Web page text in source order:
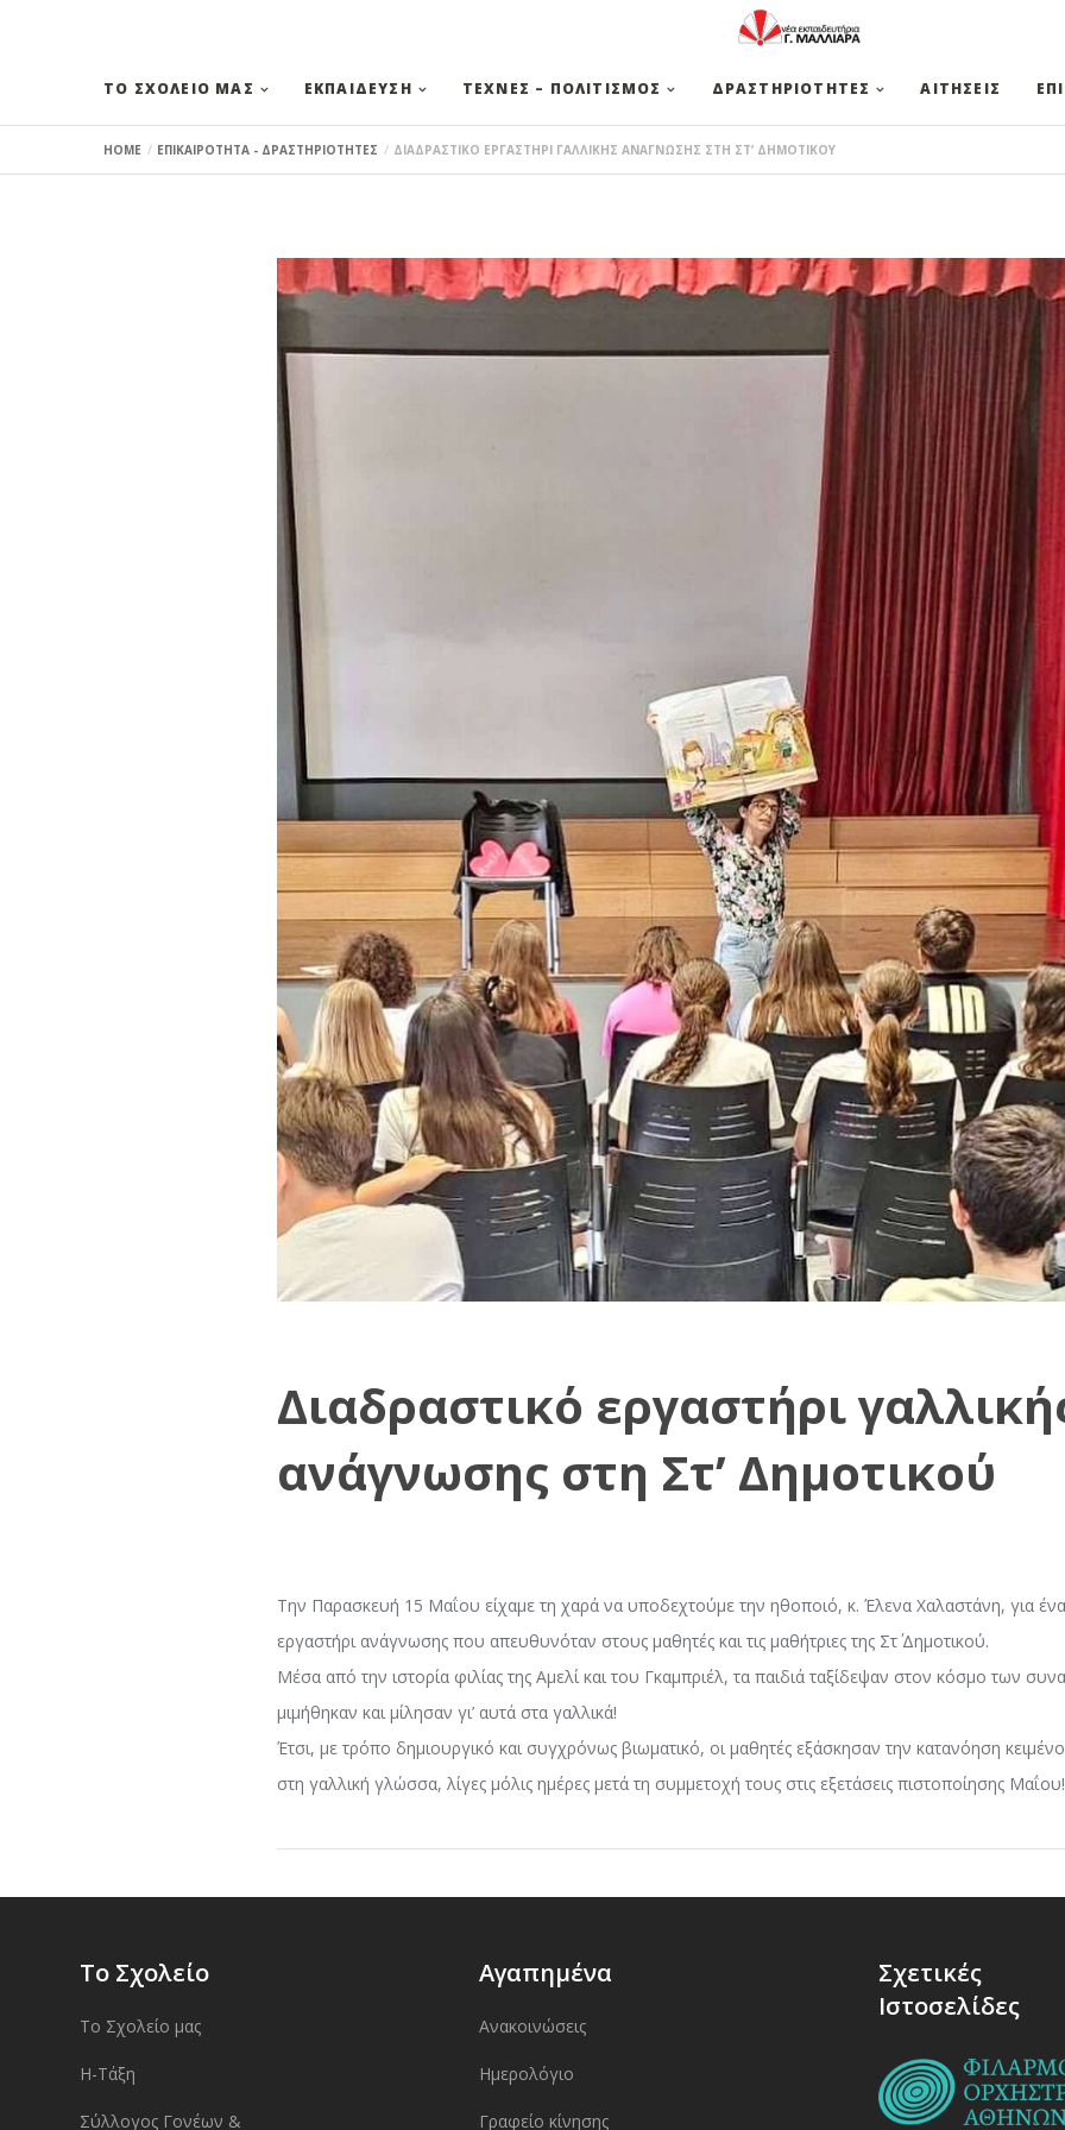
ΤΟ ΣΧΟΛΕΙΟ ΜΑΣ ΕΚΠΑΙΔΕΥΣΗ ΤΕΧΝΕΣ – ΠΟΛΙΤΙΣΜΟΣ ΔΡΑΣΤΗΡΙΟΤΗΤΕΣ ΑΙΤΗΣΕΙΣ
HOME ΕΠΙΚΑΙΡΟΤΗΤΑ - ΔΡΑΣΤΗΡΙΟΤΗΤΕΣ ΔΙΑΔΡΑΣΤΙΚΟ ΕΡΓΑΣΤΗΡΙ ΓΑΛΛΙΚΗΣ ΑΝΑΓΝΩΣΗΣ ΣΤΗ ΣΤ’ ΔΗΜΟΤΙΚΟΥ
Διαδραστικό εργαστήρι
ανάγνωσης στη Στ’ Δημοτικού
Την Παρασκευή 15 Μαΐου είχαμε τη χαρά να υποδεχτούμε την ηθοποιό, κ. Έλενα Χαλαστάνη, για
εργαστήρι ανάγνωσης που απευθυνόταν στους μαθητές και τις μαθήτριες της Στ΄ Δημοτικού.
Μέσα από την ιστορία φιλίας της Αμελί και του Γκαμπριέλ, τα παιδιά ταξίδεψαν στον κόσμο των
μιμήθηκαν και μίλησαν γι’ αυτά στα γαλλικά!
Έτσι, με τρόπο δημιουργικό και συγχρόνως βιωματικό, οι μαθητές εξάσκησαν την κατανόηση
στη γαλλική γλώσσα, λίγες μόλις ημέρες μετά τη συμμετοχή τους στις εξετάσεις πιστοποίησης Μαΐου!
Το Σχολείο
Το Σχολείο μας
Η-Τάξη
Σύλλογος Γονέων &
Αγαπημένα
Ανακοινώσεις
Ημερολόγιο
Γραφείο κίνησης
Σχετικές
Ιστοσελίδες